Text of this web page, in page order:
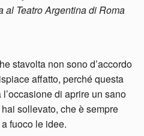
al Teatro Argentina di Roma
stavolta non sono d’accordo
affatto, perché questa
di aprire un sano
sollevato, che è sempre
fuoco le idee.